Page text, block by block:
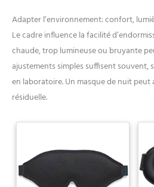
Adapter l’environnement: confort,
Le cadre influence la facilité
chaude, trop lumineuse ou bruyante
ajustements simples suffisent souvent,
en laboratoire. Un masque de nuit peut
résiduelle.